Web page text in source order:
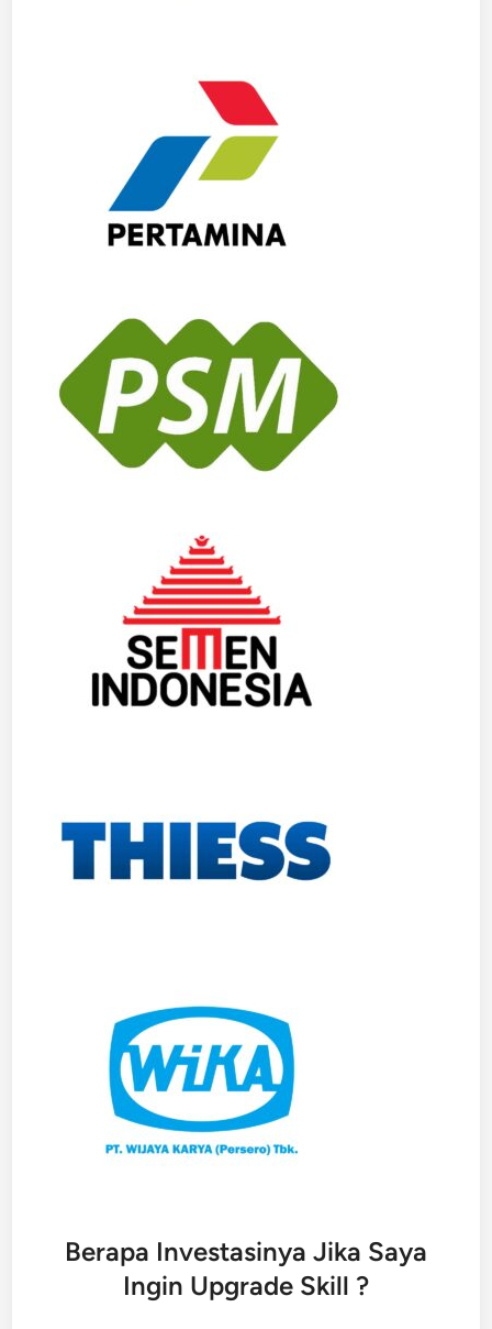
Berapa Investasinya Jika Saya
Ingin Upgrade Skill ?